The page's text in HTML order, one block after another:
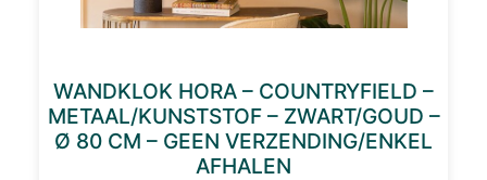
WANDKLOK HORA – COUNTRYFIELD –
METAAL/KUNSTSTOF – ZWART/GOUD –
Ø 80 CM – GEEN VERZENDING/ENKEL
AFHALEN